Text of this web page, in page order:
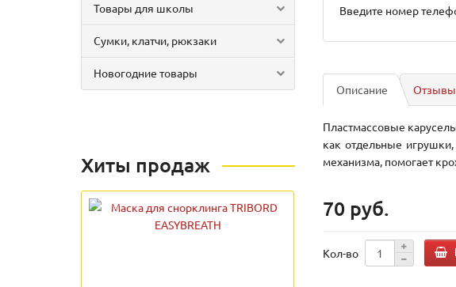
Товары для школы
Сумки, клатчи, рюкзаки
Новогодние товары
Хиты продаж
Введите номер
Описание
Пластмассовые
как отдельные
механизма, помогает
70 руб.
Кол-во